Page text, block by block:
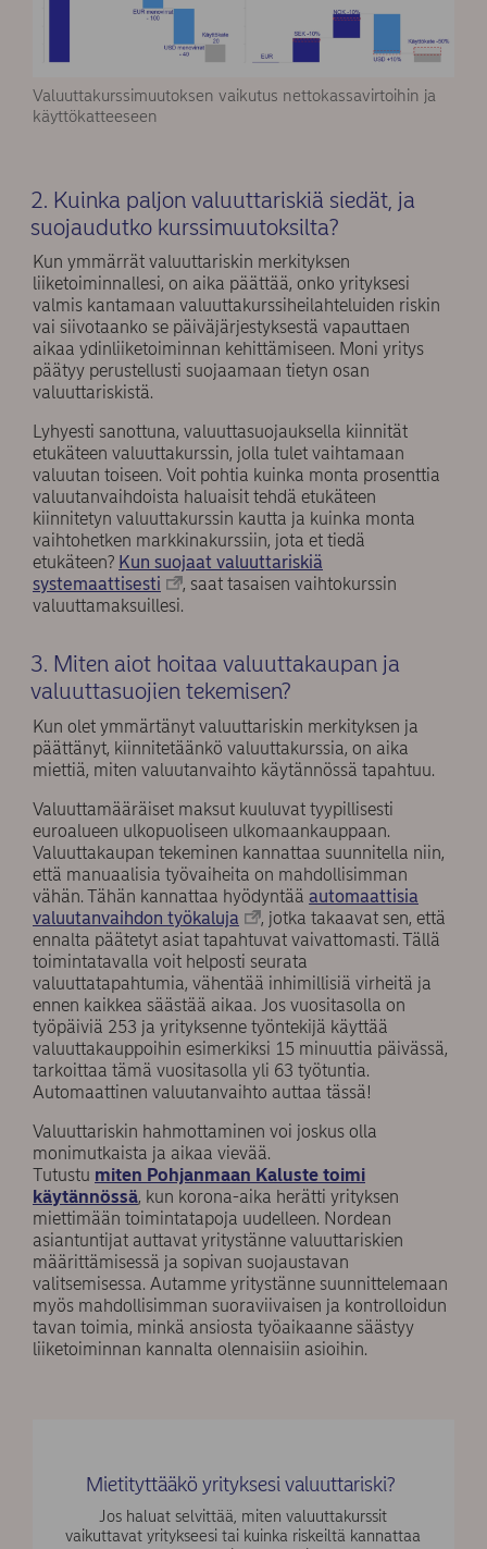
Valuuttakurssimuutoksen vaikutus nettokassavirtoihin ja
käyttökatteeseen
2. Kuinka paljon valuuttariskiä siedät, ja
suojaudutko kurssimuutoksilta?
Kun ymmärrät valuuttariskin merkityksen
liiketoiminnallesi, on aika päättää, onko yrityksesi
valmis kantamaan valuuttakurssiheilahteluiden riskin
vai siivotaanko se päiväjärjestyksestä vapauttaen
aikaa ydinliiketoiminnan kehittämiseen. Moni yritys
päätyy perustellusti suojaamaan tietyn osan
valuuttariskistä.
Lyhyesti sanottuna, valuuttasuojauksella kiinnität
etukäteen valuuttakurssin, jolla tulet vaihtamaan
valuutan toiseen. Voit pohtia kuinka monta prosenttia
valuutanvaihdoista haluaisit tehdä etukäteen
kiinnitetyn valuuttakurssin kautta ja kuinka monta
vaihtohetken markkinakurssiin, jota et tiedä
etukäteen? Kun suojaat valuuttariskiä
systemaattisesti
, saat tasaisen vaihtokurssin
valuuttamaksuillesi.
3. Miten aiot hoitaa valuuttakaupan ja
valuuttasuojien tekemisen?
Kun olet ymmärtänyt valuuttariskin merkityksen ja
päättänyt, kiinnitetäänkö valuuttakurssia, on aika
miettiä, miten valuutanvaihto käytännössä tapahtuu.
Valuuttamääräiset maksut kuuluvat tyypillisesti
euroalueen ulkopuoliseen ulkomaankauppaan.
Valuuttakaupan tekeminen kannattaa suunnitella niin,
että manuaalisia työvaiheita on mahdollisimman
vähän. Tähän kannattaa hyödyntää automaattisia
valuutanvaihdon työkaluja
, jotka takaavat sen, että
ennalta päätetyt asiat tapahtuvat vaivattomasti. Tällä
toimintatavalla voit helposti seurata
valuuttatapahtumia, vähentää inhimillisiä virheitä ja
ennen kaikkea säästää aikaa. Jos vuositasolla on
työpäiviä 253 ja yrityksenne työntekijä käyttää
valuuttakauppoihin esimerkiksi 15 minuuttia päivässä,
tarkoittaa tämä vuositasolla yli 63 työtuntia.
Automaattinen valuutanvaihto auttaa tässä!
Valuuttariskin hahmottaminen voi joskus olla
monimutkaista ja aikaa vievää.
Tutustu miten Pohjanmaan Kaluste toimi
käytännössä, kun korona-aika herätti yrityksen
miettimään toimintatapoja uudelleen. Nordean
asiantuntijat auttavat yritystänne valuuttariskien
määrittämisessä ja sopivan suojaustavan
valitsemisessa. Autamme yritystänne suunnittelemaan
myös mahdollisimman suoraviivaisen ja kontrolloidun
tavan toimia, minkä ansiosta työaikaanne säästyy
liiketoiminnan kannalta olennaisiin asioihin.
Mietityttääkö yrityksesi valuuttariski?
Jos haluat selvittää, miten valuuttakurssit
vaikuttavat yritykseesi tai kuinka riskeiltä kannattaa